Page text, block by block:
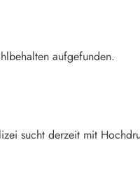
aufgefunden.
sucht derzeit mit